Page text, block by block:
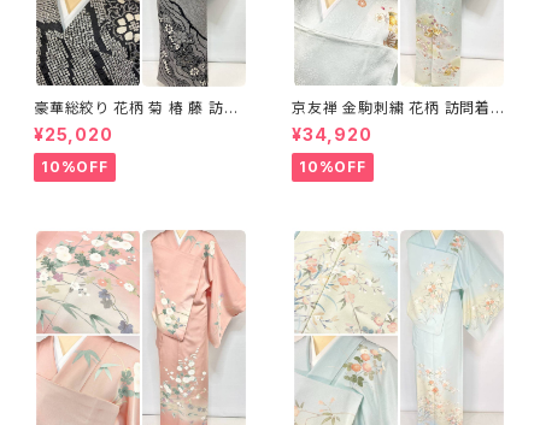
豪華総絞り 花柄 菊 椿 藤 訪問
着 鹿の子絞り ラメ 正絹 黒 白
グレー 1435
¥25,020
10%OFF
京友禅 金駒刺繍 花柄 訪問着
正絹 水色 黄緑 パステルカラー
アイスグリーン 1433
¥34,920
10%OFF